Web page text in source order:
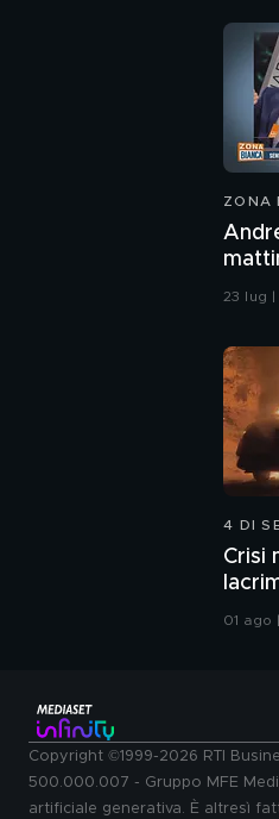
ZONA
bar'
23 lug |
4 DI
Crisi
01 ago
Copyright ©1999-2026 RTI
500.000.007 - Gruppo MFE
artificiale generativa. È altresì